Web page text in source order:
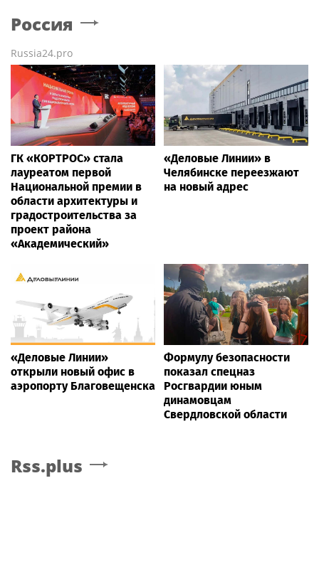
Россия
Russia24.pro
ГК «КОРТРОС» стала
лауреатом первой
Национальной премии в
области архитектуры и
градостроительства за
проект района
«Академический»
«Деловые Линии» в
Челябинске переезжают
на новый адрес
«Деловые Линии»
открыли новый офис в
аэропорту Благовещенска
Формулу безопасности
показал спецназ
Росгвардии юным
динамовцам
Свердловской области
Rss.plus